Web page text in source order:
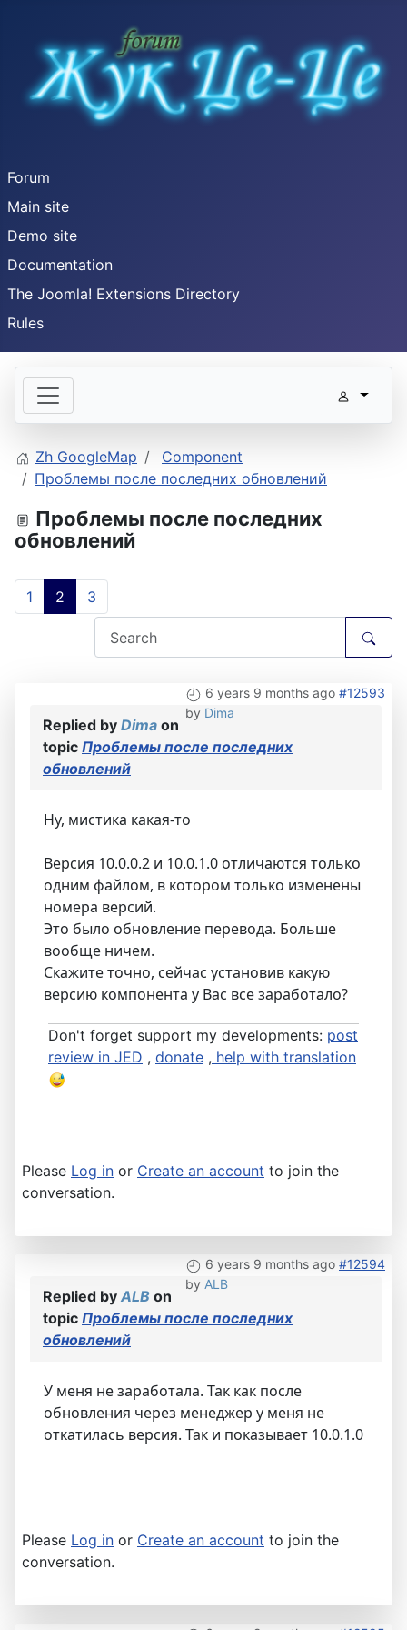
Forum
Main site
Demo site
Documentation
The Joomla! Extensions Directory
Rules
Zh GoogleMap
Component
Проблемы после последних обновлений
Проблемы после последних
обновлений
1 2 3
6 years 9 months ago #12593
by Dima
Replied by Dima on
topic Проблемы после последних
обновлений
Ну, мистика какая-то
Версия 10.0.0.2 и 10.0.1.0 отличаются только
одним файлом, в котором только изменены
номера версий.
Это было обновление перевода. Больше
вообще ничем.
Скажите точно, сейчас установив какую
версию компонента у Вас все заработало?
Don't forget support my developments: post
review in JED , donate , help with translation
Please Log in or Create an account to join the
conversation.
6 years 9 months ago #12594
by ALB
Replied by ALB on
topic Проблемы после последних
обновлений
У меня не заработала. Так как после
обновления через менеджер у меня не
откатилась версия. Так и показывает 10.0.1.0
Please Log in or Create an account to join the
conversation.